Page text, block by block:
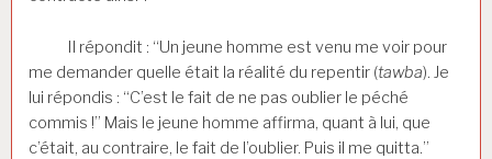
Il répondit : “Un jeune homme est venu me voir pour
me demander quelle était la réalité du repentir (tawba). Je
lui répondis : “C’est le fait de ne pas oublier le péché
commis !” Mais le jeune homme affirma, quant à lui, que
c’était, au contraire, le fait de l’oublier. Puis il me quitta.”